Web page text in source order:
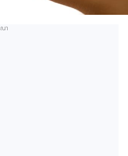
า